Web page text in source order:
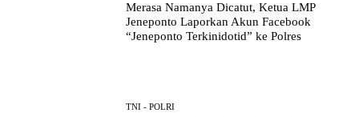
Merasa Namanya Dicatut, Ketua LMP
Jeneponto Laporkan Akun Facebook
“Jeneponto Terkinidotid” ke Polres
TNI - POLRI